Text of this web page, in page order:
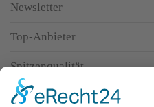
Newsletter
Top-Anbieter
Spitzenqualität
Kompetente Beratung